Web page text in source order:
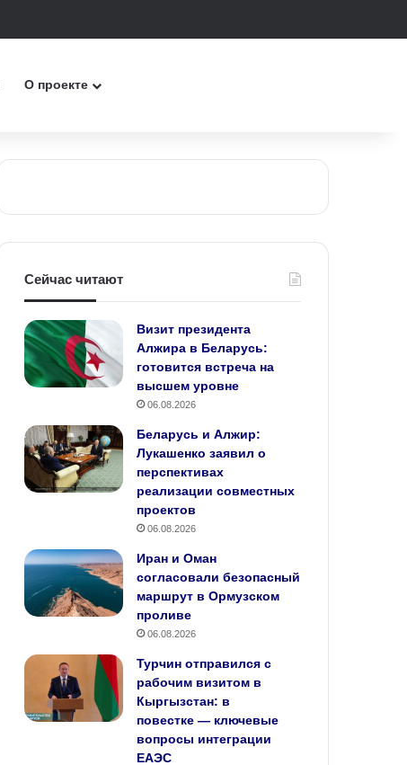
О проекте
Сейчас читают
Визит президента
Алжира в Беларусь:
готовится встреча на
высшем уровне
06.08.2026
Беларусь и Алжир:
Лукашенко заявил о
перспективах
реализации совместных
проектов
06.08.2026
Иран и Оман
согласовали безопасный
маршрут в Ормузском
проливе
06.08.2026
Турчин отправился с
рабочим визитом в
Кыргызстан: в
повестке — ключевые
вопросы интеграции
ЕАЭС